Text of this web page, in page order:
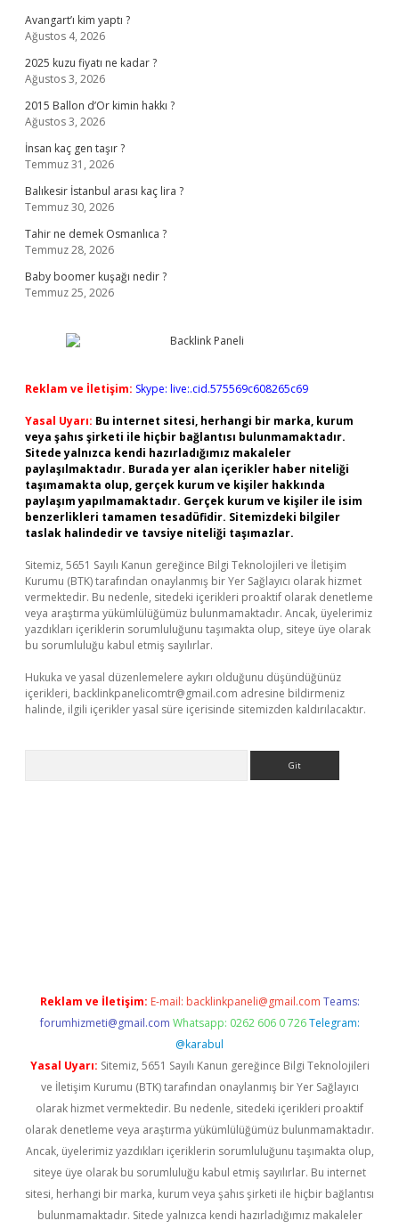
Avangart’ı kim yaptı ?
Ağustos 4, 2026
2025 kuzu fiyatı ne kadar ?
Ağustos 3, 2026
2015 Ballon d’Or kimin hakkı ?
Ağustos 3, 2026
İnsan kaç gen taşır ?
Temmuz 31, 2026
Balıkesir İstanbul arası kaç lira ?
Temmuz 30, 2026
Tahir ne demek Osmanlıca ?
Temmuz 28, 2026
Baby boomer kuşağı nedir ?
Temmuz 25, 2026
Reklam ve İletişim: Skype: live:.cid.575569c608265c69
Yasal Uyarı: Bu internet sitesi, herhangi bir marka, kurum
veya şahıs şirketi ile hiçbir bağlantısı bulunmamaktadır.
Sitede yalnızca kendi hazırladığımız makaleler
paylaşılmaktadır. Burada yer alan içerikler haber niteliği
taşımamakta olup, gerçek kurum ve kişiler hakkında
paylaşım yapılmamaktadır. Gerçek kurum ve kişiler ile isim
benzerlikleri tamamen tesadüfidir. Sitemizdeki bilgiler
taslak halindedir ve tavsiye niteliği taşımazlar.
Sitemiz, 5651 Sayılı Kanun gereğince Bilgi Teknolojileri ve İletişim
Kurumu (BTK) tarafından onaylanmış bir Yer Sağlayıcı olarak hizmet
vermektedir. Bu nedenle, sitedeki içerikleri proaktif olarak denetleme
veya araştırma yükümlülüğümüz bulunmamaktadır. Ancak, üyelerimiz
yazdıkları içeriklerin sorumluluğunu taşımakta olup, siteye üye olarak
bu sorumluluğu kabul etmiş sayılırlar.
Hukuka ve yasal düzenlemelere aykırı olduğunu düşündüğünüz
içerikleri, backlinkpanelicomtr@gmail.com adresine bildirmeniz
halinde, ilgili içerikler yasal süre içerisinde sitemizden kaldırılacaktır.
Reklam ve İletişim: E-mail: backlinkpaneli@gmail.com Teams:
forumhizmeti@gmail.com Whatsapp: 0262 606 0 726 Telegram:
@karabul
Yasal Uyarı: Sitemiz, 5651 Sayılı Kanun gereğince Bilgi Teknolojileri
ve İletişim Kurumu (BTK) tarafından onaylanmış bir Yer Sağlayıcı
olarak hizmet vermektedir. Bu nedenle, sitedeki içerikleri proaktif
olarak denetleme veya araştırma yükümlülüğümüz bulunmamaktadır.
Ancak, üyelerimiz yazdıkları içeriklerin sorumluluğunu taşımakta olup,
siteye üye olarak bu sorumluluğu kabul etmiş sayılırlar. Bu internet
sitesi, herhangi bir marka, kurum veya şahıs şirketi ile hiçbir bağlantısı
bulunmamaktadır. Sitede yalnızca kendi hazırladığımız makaleler